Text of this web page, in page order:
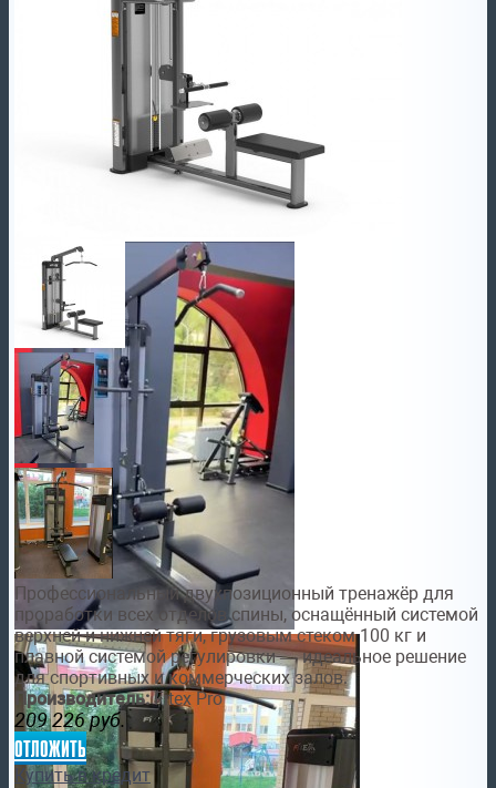
Профессиональный двухпозиционный тренажёр для
проработки всех отделов спины, оснащённый системой
верхней и нижней тяги, грузовым стеком 100 кг и
плавной системой регулировки — идеальное решение
для спортивных и коммерческих залов.
Производитель:Fitex Pro
209 226 руб.
отложить
Купить в кредит